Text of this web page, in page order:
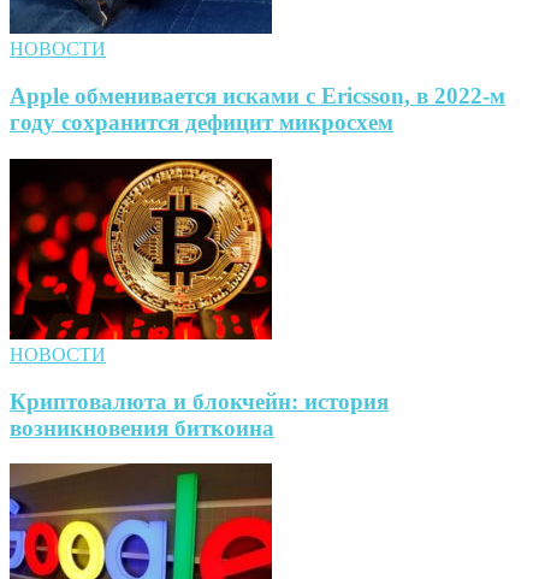
НОВОСТИ
Apple обменивается исками с Ericsson, в 2022-м
году сохранится дефицит микросхем
НОВОСТИ
Криптовалюта и блокчейн: история
возникновения биткоина